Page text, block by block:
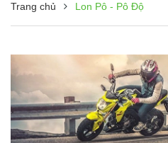
Trang chủ Lon Pô - Pô Độ